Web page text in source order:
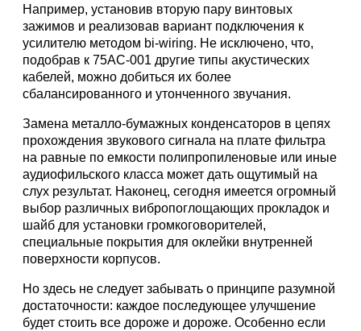
Например, установив вторую пару винтовых
зажимов и реализовав вариант подключения к
усилителю методом bi-wiring. Не исключено, что,
подобрав к 75АС-001 другие типы акустических
кабелей, можно добиться их более
сбалансированного и утонченного звучания.
Замена металло-бумажных конденсаторов в цепях
прохождения звукового сигнала на плате фильтра
на равные по емкости полипропиленовые или иные
аудиофильского класса может дать ощутимый на
слух результат. Наконец, сегодня имеется огромный
выбор различных вибропоглощающих прокладок и
шайб для установки громкоговорителей,
специальные покрытия для оклейки внутренней
поверхности корпусов.
Но здесь не следует забывать о принципе разумной
достаточности: каждое последующее улучшение
будет стоить все дороже и дороже. Особенно если